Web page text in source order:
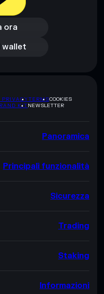
ora
ora
wallet
TERMSCOOKIES
KITNEWSLETTER
Panoramica
Principali funzionalità
Sicurezza
Trading
Staking
Informazioni